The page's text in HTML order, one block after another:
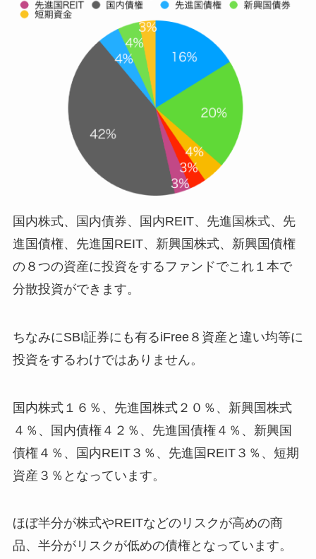
国内株式、国内債券、国内REIT、先進国株式、先
進国債権、先進国REIT、新興国株式、新興国債権
の８つの資産に投資をするファンドでこれ１本で
分散投資ができます。
ちなみにSBI証券にも有るiFree８資産と違い均等に
投資をするわけではありません。
国内株式１６％、先進国株式２０％、新興国株式
４％、国内債権４２％、先進国債権４％、新興国
債権４％、国内REIT３％、先進国REIT３％、短期
資産３％となっています。
ほぼ半分が株式やREITなどのリスクが高めの商
品、半分がリスクが低めの債権となっています。